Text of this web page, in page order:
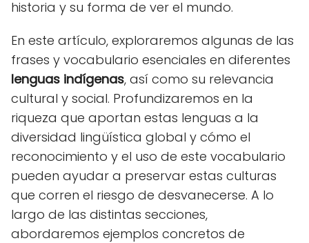
historia y su forma de ver el mundo.
En este artículo, exploraremos algunas de las
frases y vocabulario esenciales en diferentes
lenguas indígenas, así como su relevancia
cultural y social. Profundizaremos en la
riqueza que aportan estas lenguas a la
diversidad lingüística global y cómo el
reconocimiento y el uso de este vocabulario
pueden ayudar a preservar estas culturas
que corren el riesgo de desvanecerse. A lo
largo de las distintas secciones,
abordaremos ejemplos concretos de